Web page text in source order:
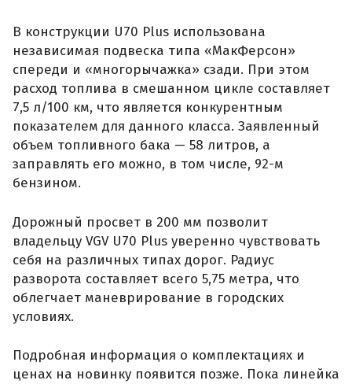
В конструкции U70 Plus использована
независимая подвеска типа «МакФерсон»
спереди и «многорычажка» сзади. При этом
расход топлива в смешанном цикле составляет
7,5 л/100 км, что является конкурентным
показателем для данного класса. Заявленный
объем топливного бака — 58 литров, а
заправлять его можно, в том числе, 92-м
бензином.
Дорожный просвет в 200 мм позволит
владельцу VGV U70 Plus уверенно чувствовать
себя на различных типах дорог. Радиус
разворота составляет всего 5,75 метра, что
облегчает маневрирование в городских
условиях.
Подробная информация о комплектациях и
ценах на новинку появится позже. Пока линейка